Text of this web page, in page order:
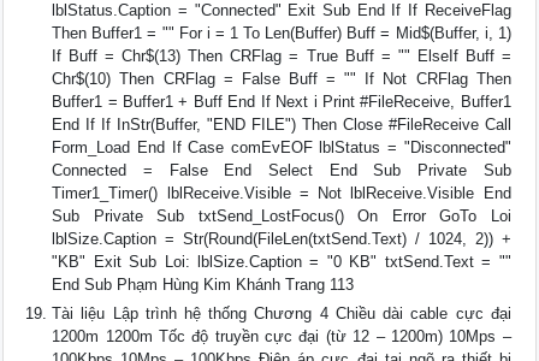
lblStatus.Caption = "Connected" Exit Sub End If If ReceiveFlag
Then Buffer1 = "" For i = 1 To Len(Buffer) Buff = Mid$(Buffer, i, 1)
If Buff = Chr$(13) Then CRFlag = True Buff = "" ElseIf Buff =
Chr$(10) Then CRFlag = False Buff = "" If Not CRFlag Then
Buffer1 = Buffer1 + Buff End If Next i Print #FileReceive, Buffer1
End If If InStr(Buffer, "END FILE") Then Close #FileReceive Call
Form_Load End If Case comEvEOF lblStatus = "Disconnected"
Connected = False End Select End Sub Private Sub
Timer1_Timer() lblReceive.Visible = Not lblReceive.Visible End
Sub Private Sub txtSend_LostFocus() On Error GoTo Loi
lblSize.Caption = Str(Round(FileLen(txtSend.Text) / 1024, 2)) +
"KB" Exit Sub Loi: lblSize.Caption = "0 KB" txtSend.Text = ""
End Sub Phạm Hùng Kim Khánh Trang 113
Tài liệu Lập trình hệ thống Chương 4 Chiều dài cable cực đại
1200m 1200m Tốc độ truyền cực đại (từ 12 – 1200m) 10Mps –